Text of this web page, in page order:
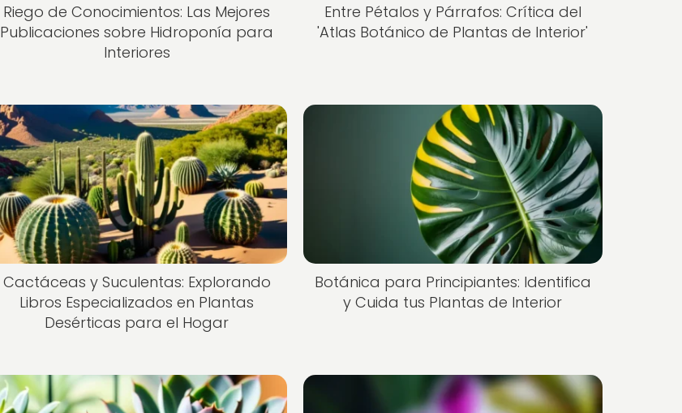
Riego de Conocimientos: Las Mejores
Publicaciones sobre Hidroponía para
Interiores
Entre Pétalos y Párrafos: Crítica del
'Atlas Botánico de Plantas de Interior'
Cactáceas y Suculentas: Explorando
Libros Especializados en Plantas
Desérticas para el Hogar
Botánica para Principiantes: Identifica
y Cuida tus Plantas de Interior